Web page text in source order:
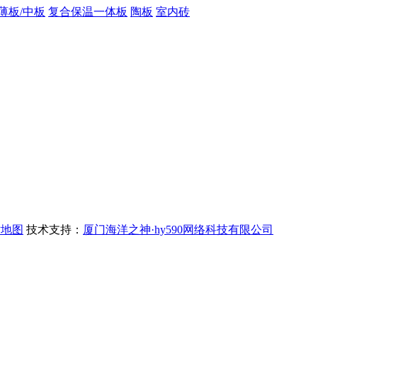
板/中板 复合保温一体板 陶板 室内砖
图 技术支持： 厦门海洋之神·hy590网络科技有限公司